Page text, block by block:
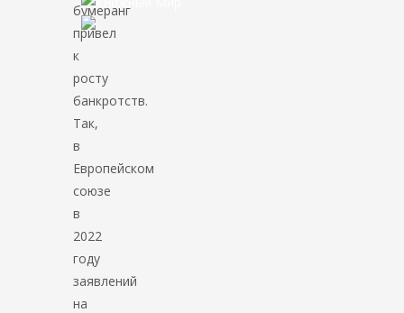
бумеранг
привел
к
росту
банкротств.
Так,
в
Европейском
союзе
в
2022
году
заявлений
на